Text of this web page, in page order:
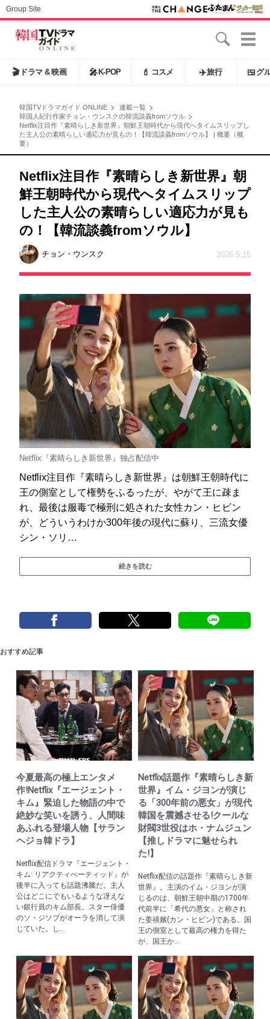
Group Site
🎬 ドラマ & 映画 🎤 K-POP 💄 コスメ ✈️旅行 🍱 グ
韓国TVドラマガイド ONLINE
連載一覧
韓国人紀行作家チョン・ウンスクの韓流談義fromソウル
Netflix注目作『素晴らしき新世界』朝鮮王朝時代から現代へタイムスリップし
た主人公の素晴らしい適応力が見もの！【韓流談義fromソウル】 | 概要（概
要）
Netflix注目作『素晴らしき新世界』朝
鮮王朝時代から現代へタイムスリップ
した主人公の素晴らしい適応力が見も
の！【韓流談義fromソウル】
チョン・ウンスク 2026.5.15
Netflix『素晴らしき新世界』独占配信中
Netflix注目作『素晴らしき新世界』は朝鮮王朝時代に
王の側室として権勢をふるったが、やがて王に疎ま
れ、最後は服毒で極刑に処された女性カン・ヒビン
が、どういうわけか300年後の現代に蘇り、三流女優
シン・ソリ…
続きを読む
おすすめ記事
今夏最高の極上エンタメ
作!Netflix『エージェント・
キム』緊迫した物語の中で
絶妙な笑いを誘う、人間味
あふれる登場人物【サラン
ヘジョ韓ドラ】
Netflix配信ドラマ『エージェント・
キム: リアクティべーティッド』が
後半に入っても話題沸騰だ。主人
公はどこにでもいるような冴えな
い銀行員のキム部長。スター俳優
のソ・ジソブがオーラを消して演
じていた。し...
Netflix話題作『素晴らしき新
世界』イム・ジヨンが演じ
る「300年前の悪女」が現代
韓国を震撼させる!クールな
財閥3世役はホ・ナムジュン
【推しドラマに魅せられ
た!】
Netflix配信の話題作『素晴らしき新
世界』。主演のイム・ジヨンが演
じるのは、朝鮮王朝中期の1700年
代前半に「希代の悪女」と称され
た姜禧嬪(カン・ヒビン)である。国
王の側室として最高の権力を得た
が、国王か...